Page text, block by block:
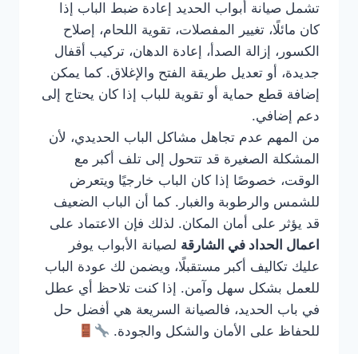
تشمل صيانة أبواب الحديد إعادة ضبط الباب إذا
كان مائلًا، تغيير المفصلات، تقوية اللحام، إصلاح
الكسور، إزالة الصدأ، إعادة الدهان، تركيب أقفال
جديدة، أو تعديل طريقة الفتح والإغلاق. كما يمكن
إضافة قطع حماية أو تقوية للباب إذا كان يحتاج إلى
دعم إضافي.
من المهم عدم تجاهل مشاكل الباب الحديدي، لأن
المشكلة الصغيرة قد تتحول إلى تلف أكبر مع
الوقت، خصوصًا إذا كان الباب خارجيًا ويتعرض
للشمس والرطوبة والغبار. كما أن الباب الضعيف
قد يؤثر على أمان المكان. لذلك فإن الاعتماد على
اعمال الحداد في الشارقة لصيانة الأبواب يوفر
عليك تكاليف أكبر مستقبلًا، ويضمن لك عودة الباب
للعمل بشكل سهل وآمن. إذا كنت تلاحظ أي عطل
في باب الحديد، فالصيانة السريعة هي أفضل حل
للحفاظ على الأمان والشكل والجودة.